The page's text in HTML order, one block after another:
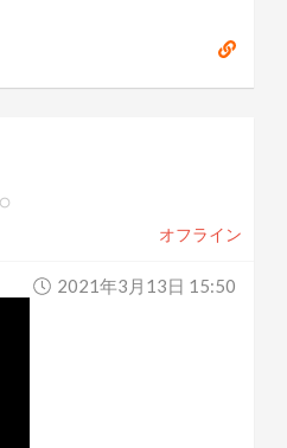
オフライン
2021年3月13日 15:50